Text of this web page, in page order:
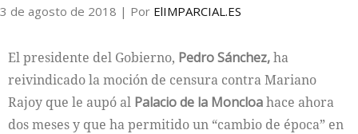
3 de agosto de 2018 | Por ElIMPARCIAL.ES
El presidente del Gobierno, Pedro Sánchez,ha
reivindicado la moción de censura contra Mariano
Rajoy que le aupó al Palacio de la Moncloahace ahora
dos meses y que ha permitido un “cambio de época” en